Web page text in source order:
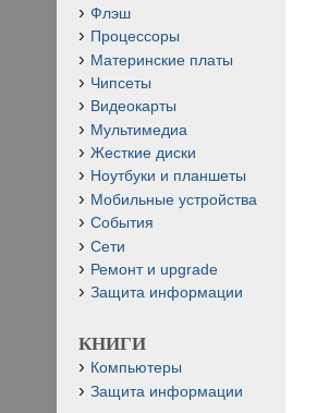
Флэш
Процессоры
Материнские платы
Чипсеты
Видеокарты
Мультимедиа
Жесткие диски
Ноутбуки и планшеты
Мобильные устройства
События
Сети
Ремонт и upgrade
Защита информации
КНИГИ
Компьютеры
Защита информации